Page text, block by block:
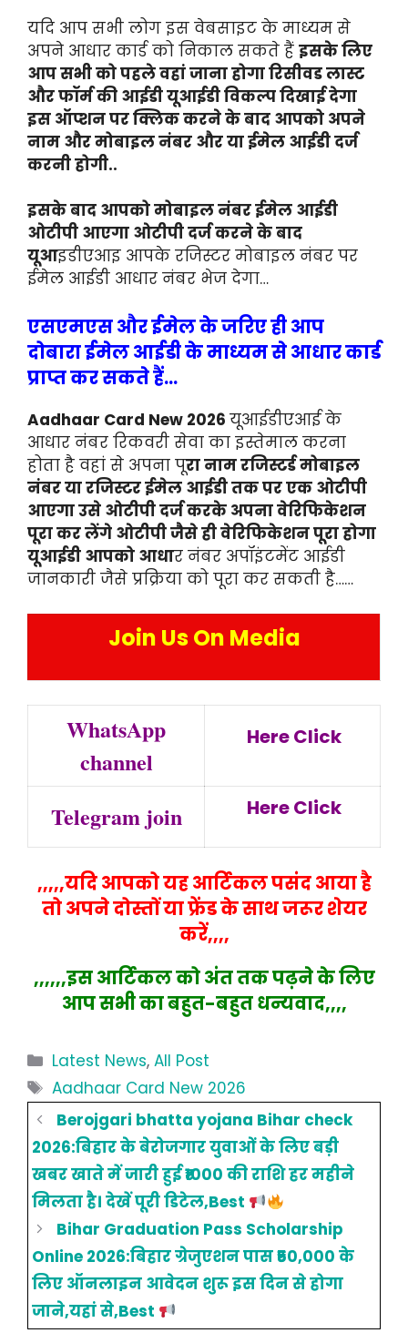
यदि आप सभी लोग इस वेबसाइट के माध्यम से
अपने आधार कार्ड को निकाल सकते हैं इसके लिए
आप सभी को पहले वहां जाना होगा रिसीवड लास्ट
और फॉर्म की आईडी यूआईडी विकल्प दिखाई देगा
इस ऑप्शन पर क्लिक करने के बाद आपको अपने
नाम और मोबाइल नंबर और या ईमेल आईडी दर्ज
करनी होगी..
इसके बाद आपको मोबाइल नंबर ईमेल आईडी
ओटीपी आएगा ओटीपी दर्ज करने के बाद
यूआइडीएआइ आपके रजिस्टर मोबाइल नंबर पर
ईमेल आईडी आधार नंबर भेज देगा…
एसएमएस और ईमेल के जरिए ही आप
दोबारा ईमेल आईडी के माध्यम से आधार कार्ड
प्राप्त कर सकते हैं…
Aadhaar Card New 2026 यूआईडीएआई के
आधार नंबर रिकवरी सेवा का इस्तेमाल करना
होता है वहां से अपना पूरा नाम रजिस्टर्ड मोबाइल
नंबर या रजिस्टर ईमेल आईडी तक पर एक ओटीपी
आएगा उसे ओटीपी दर्ज करके अपना वेरिफिकेशन
पूरा कर लेंगे ओटीपी जैसे ही वेरिफिकेशन पूरा होगा
यूआईडी आपको आधार नंबर अपॉइंटमेंट आईडी
जानकारी जैसे प्रक्रिया को पूरा कर सकती है……
Join Us On Media
WhatsApp
channel
Here Click
Telegram join Here Click
,,,,,यदि आपको यह आर्टिकल पसंद आया है
तो अपने दोस्तों या फ्रेंड के साथ जरूर शेयर
करें,,,,
,,,,,,इस आर्टिकल को अंत तक पढ़ने के लिए
आप सभी का बहुत-बहुत धन्यवाद,,,,
Categories
Latest News,All Post
Tags
Aadhaar Card New 2026
Berojgari bhatta yojana Bihar check
2026:बिहार के बेरोजगार युवाओं के लिए बड़ी
खबर खाते में जारी हुई ₹1000 की राशि हर महीने
मिलता है। देखें पूरी डिटेल,Best
Bihar Graduation Pass Scholarship
Online 2026:बिहार ग्रेजुएशन पास ₹50,000 के
लिए ऑनलाइन आवेदन शुरू इस दिन से होगा
जाने,यहां से,Best